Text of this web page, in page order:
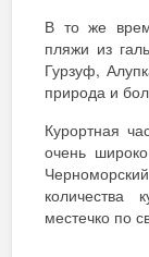
В то же
пляжи из
Гурзуф,
природа и
Курортная
очень
количества
местечко по